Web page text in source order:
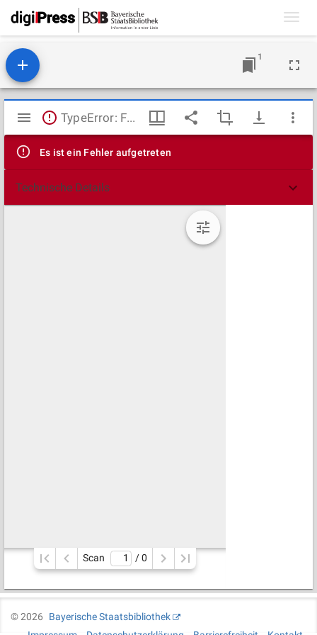
1
Mirador
Viewer
TypeError: Failed to fetch
Es ist ein Fehler aufgetreten
Technische Details
Scan / 0
©2026
Bayerische Staatsbibliothek